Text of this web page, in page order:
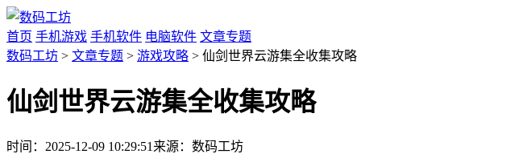
首页 手机游戏 手机软件 电脑软件 文章专题
数码工坊 > 文章专题 > 游戏攻略 > 仙剑世界云游集全收集攻略
仙剑世界云游集全收集攻略
时间：2025-12-09 10:29:51 来源：数码工坊